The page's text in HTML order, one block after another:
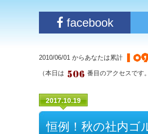
facebook
2010/06/01 からあなたは累計
（本日は 番目のアクセスで
2017.10.19
恒例！秋の社内